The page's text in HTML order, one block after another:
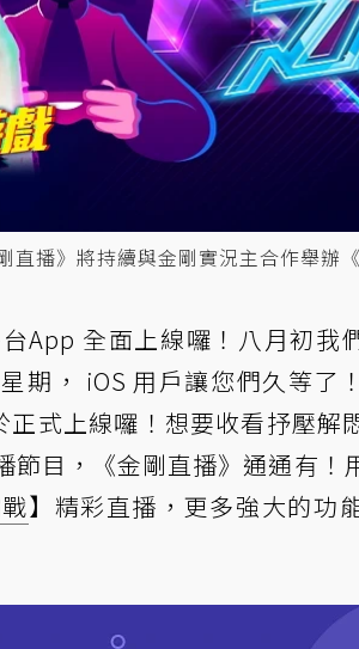
播》將持續與金剛實況主合作舉辦
App 全面上線囉！八月初我
期， iOS 用戶讓您們久等了
式上線囉！想要收看抒壓解
節目，《金剛直播》通通有！
】精彩直播，更多強大的功